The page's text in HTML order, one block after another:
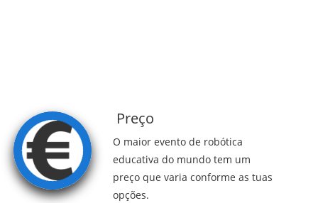
Preço
O maior evento de robótica
educativa do mundo tem um
preço que varia conforme as tuas
opções.